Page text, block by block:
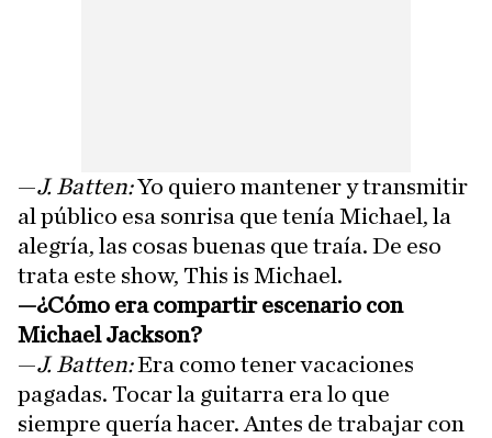
—J. Batten:Yo quiero mantener y transmitir
al público esa sonrisa que tenía Michael, la
alegría, las cosas buenas que traía. De eso
trata este show, This is Michael.
—¿Cómo era compartir escenario con
Michael Jackson?
—J. Batten:Era como tener vacaciones
pagadas. Tocar la guitarra era lo que
siempre quería hacer. Antes de trabajar con